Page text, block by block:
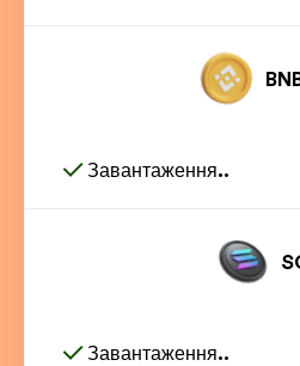
Завантаження..
Завантаження..